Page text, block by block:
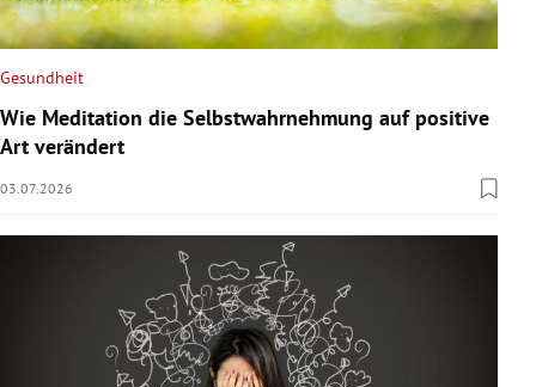
Gesundheit
Wie Meditation die Selbstwahrnehmung auf positive
Art verändert
03.07.2026